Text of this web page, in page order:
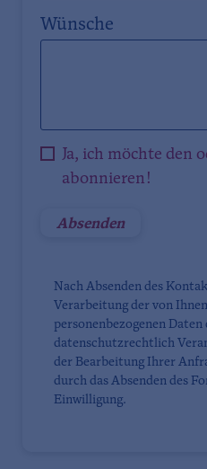
Wünsche
Ja, ich möchte den
abonnieren!
Nach Absenden des
Verarbeitung der von
personenbezogenen Daten
datenschutzrechtlich
der Bearbeitung Ihrer
durch das Absenden des
Einwilligung.